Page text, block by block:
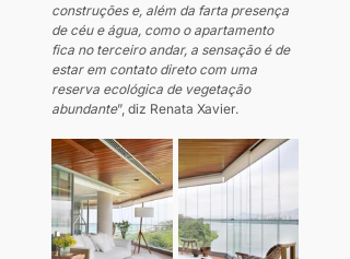
construções e, além da farta presença
de céu e água, como o apartamento
fica no terceiro andar, a sensação é de
estar em contato direto com uma
reserva ecológica de vegetação
abundante”, diz Renata Xavier.